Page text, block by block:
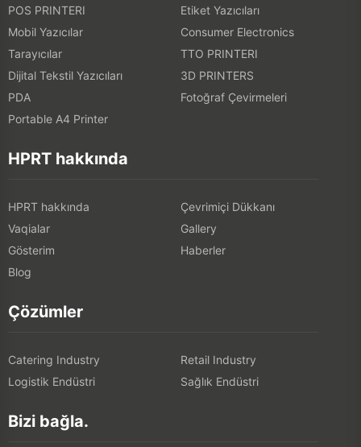
POS PRINTERI
Etiket Yazıcıları
Mobil Yazıcılar
Consumer Electronics
Tarayıcılar
TTO PRINTERI
Dijital Tekstil Yazıcıları
3D PRINTERS
PDA
Fotoğraf Çevirmeleri
Portable A4 Printer
HPRT hakkında
HPRT hakkında
Çevrimiçi Dükkanı
Vaqialar
Gallery
Gösterim
Haberler
Blog
Çözümler
Catering Industry
Retail Industry
Logistik Endüstri
Sağlık Endüstri
Bizi bağla.